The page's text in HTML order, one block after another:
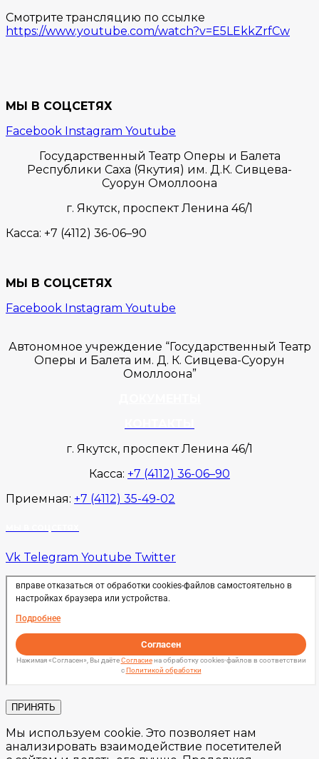
Смотрите трансляцию по ссылке
https://www.youtube.com/watch?v=E5LEkkZrfCw
МЫ В СОЦСЕТЯХ
Facebook Instagram Youtube
Государственный Театр Оперы и Балета
Республики Саха (Якутия) им. Д.К. Сивцева-
Суорун Омоллоона
г. Якутск, проспект Ленина 46/1
Касса: +7 (4112) 36-06–90
МЫ В СОЦСЕТЯХ
Facebook Instagram Youtube
Автономное учреждение “Государственный Театр
Оперы и Балета им. Д. К. Сивцева-Суорун
Омоллоона”
г. Якутск, проспект Ленина 46/1
Касса: +7 (4112) 36-06–90
Приемная: +7 (4112) 35-49-02
Vk Telegram Youtube Twitter
ПРИНЯТЬ
Мы используем cookie. Это позволяет нам
анализировать взаимодействие посетителей